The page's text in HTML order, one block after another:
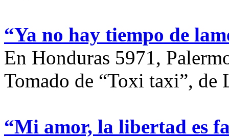
“Ya no hay tiempo de
En Honduras 5971,
Tomado de “Toxi taxi”, de
“Mi amor, la libertad es